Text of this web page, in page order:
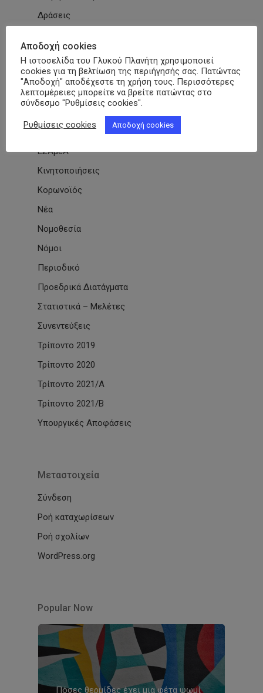
Δράσεις
Εθνικές & Διεθνείς Συμβάσεις
Εκδηλώσεις Συλλόγων
Εκπαίδευση
Επιστημονικά Άρθρα
ΕΣΑμεΑ
Κινητοποιήσεις
Κορωνοϊός
Νέα
Νομοθεσία
Νόμοι
Περιοδικό
Προεδρικά Διατάγματα
Στατιστικά – Μελέτες
Συνεντεύξεις
Τρίποντο 2019
Τρίποντο 2020
Τρίποντο 2021/Α
Τρίποντο 2021/Β
Υπουργικές Αποφάσεις
Μεταστοιχεία
Σύνδεση
Ροή καταχωρίσεων
Ροή σχολίων
WordPress.org
Popular Now
Πόσες θερμίδες έχει μια φέτα ψωμί
Αποδοχή cookies
Η ιστοσελίδα του Γλυκού Πλανήτη χρησιμοποιεί
cookies για τη βελτίωση της περιήγησής σας. Πατώντας
"Αποδοχή" αποδέχεστε τη χρήση τους. Περισσότερες
λεπτομέρειες μπορείτε να βρείτε πατώντας στο
σύνδεσμο "Ρυθμίσεις cookies".
Ρυθμίσεις cookies Αποδοχή cookies